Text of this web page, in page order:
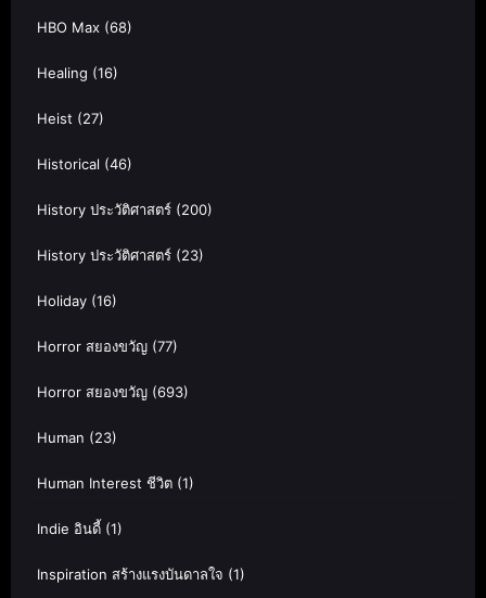
HBO Max (68)
Healing (16)
Heist (27)
Historical (46)
History ประวัติศาสตร์ (200)
History ประวัติศาสตร์ (23)
Holiday (16)
Horror สยองขวัญ (77)
Horror สยองขวัญ (693)
Human (23)
Human Interest ชีวิต (1)
Indie อินดี้ (1)
Inspiration สร้างแรงบันดาลใจ (1)